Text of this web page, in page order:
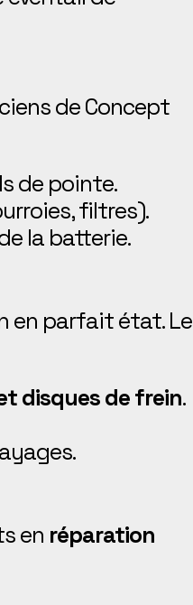
de Concept
de pointe.
filtres).
la batterie.
en parfait état. Le
disques de frein.
en réparation